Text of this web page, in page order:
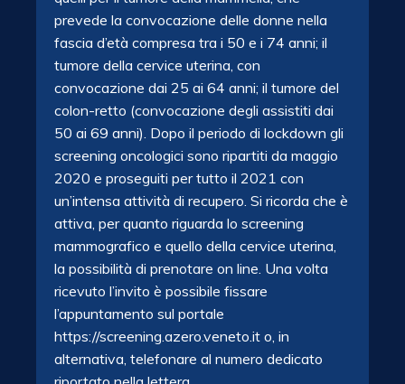
prevede la convocazione delle donne nella
fascia d’età compresa tra i 50 e i 74 anni; il
tumore della cervice uterina, con
convocazione dai 25 ai 64 anni; il tumore del
colon-retto (convocazione degli assistiti dai
50 ai 69 anni). Dopo il periodo di lockdown gli
screening oncologici sono ripartiti da maggio
2020 e proseguiti per tutto il 2021 con
un’intensa attività di recupero. Si ricorda che è
attiva, per quanto riguarda lo screening
mammografico e quello della cervice uterina,
la possibilità di prenotare on line. Una volta
ricevuto l’invito è possibile fissare
l’appuntamento sul portale
https://screening.azero.veneto.it o, in
alternativa, telefonare al numero dedicato